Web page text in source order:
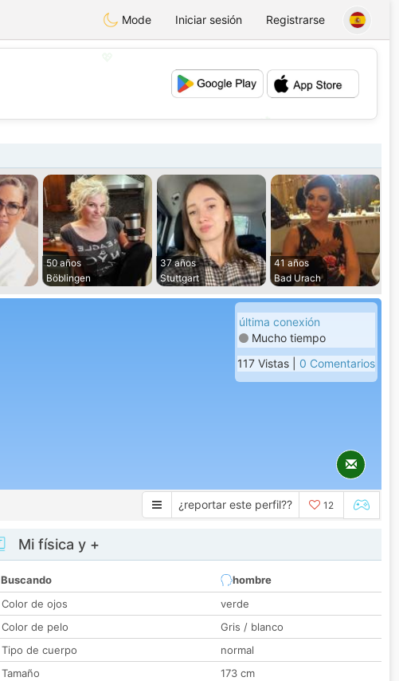
Mode Iniciar sesión Registrarse
50 años
Böblingen
37 años
Stuttgart
41 años
Bad Urach
última conexión
Mucho tiempo
117 Vistas | 0 Comentarios
¿reportar este perfil?? 12
Mi física y +
Buscando
hombre
Color de ojos
verde
Color de pelo
Gris / blanco
Tipo de cuerpo
normal
Tamaño
173 cm